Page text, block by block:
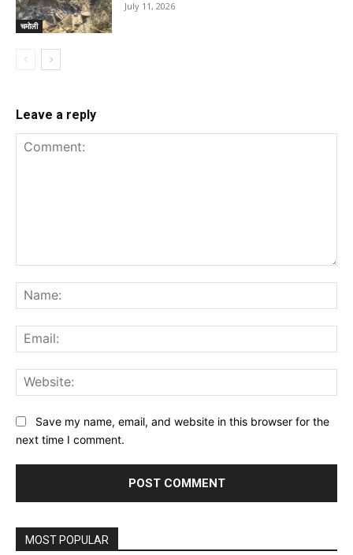
चमोली
July 11, 2026
Leave a reply
Save my name, email, and website in this browser for the
next time I comment.
MOST POPULAR